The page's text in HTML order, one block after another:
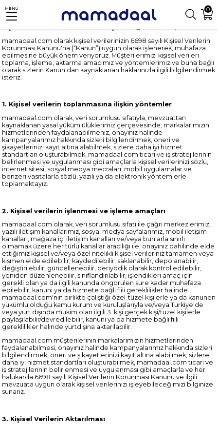
0
MENU
mamadaal.com olarak kişisel verilerinizin 6698 sayılı Kişisel Verilerin
Korunması Kanunu'na (“Kanun”) uygun olarak işlenerek, muhafaza
edilmesine büyük önem veriyoruz. Müşterilerimizi kişisel verileri
toplama, işleme, aktarma amacımız ve yöntemlerimiz ve buna bağlı
olarak sizlerin Kanun'dan kaynaklanan haklarınızla ilgili bilgilendirmek
isteriz.
1. Kişisel verilerin toplanmasına ilişkin yöntemler
mamadaal.com olarak, veri sorumlusu sıfatıyla, mevzuattan
kaynaklanan yasal yükümlülüklerimiz çerçevesinde; markalarımızın
hizmetlerinden faydalanabilmeniz, onayınız halinde
kampanyalarımız hakkında sizleri bilgilendirmek, öneri ve
şikayetlerinizi kayıt altına alabilmek, sizlere daha iyi hizmet
standartları oluşturabilmek, mamadaal.com ticari ve iş stratejilerinin
belirlenmesi ve uygulanması gibi amaçlarla kişisel verilerinizi sözlü,
internet sitesi, sosyal medya mecraları, mobil uygulamalar ve
benzeri vasıtalarla sözlü, yazılı ya da elektronik yöntemlerle
toplamaktayız.
2. Kişisel verilerin işlenmesi ve işleme amaçları
mamadaal.com olarak, veri sorumlusu sıfatı ile çağrı merkezlerimiz,
yazılı iletişim kanallarımız, sosyal medya sayfalarımız, mobil iletişim
kanalları, mağaza içi iletişim kanalları ve/veya bunlarla sınırlı
olmamak üzere her türlü kanallar aracılığı ile; onayınız dahilinde elde
ettiğimiz kişisel ve/veya özel nitelikli kişisel verileriniz tamamen veya
kısmen elde edilebilir, kaydedilebilir, saklanabilir, depolanabilir,
değiştirilebilir, güncellenebilir, periyodik olarak kontrol edilebilir,
yeniden düzenlenebilir, sınıflandırılabilir, işlendikleri amaç için
gerekli olan ya da ilgili kanunda öngörülen süre kadar muhafaza
edilebilir, kanuni ya da hizmete bağlı fiili gereklilikler halinde
mamadaal.com'nın birlikte çalıştığı özel-tüzel kişilerle ya da kanunen
yükümlü olduğu kamu kurum ve kuruluşlarıyla ve/veya Türkiye'de
veya yurt dışında mukim olan ilgili 3. kişi gerçek kişi/tüzel kişilerle
paylaşılabilir/devredilebilir, kanuni ya da hizmete bağlı fiili
gereklilikler halinde yurtdışına aktarılabilir.
mamadaal.com müşterilerinin markalarımızın hizmetlerinden
faydalanabilmesi, onayınız halinde kampanyalarımız hakkında sizleri
bilgilendirmek, öneri ve şikayetlerinizi kayıt altına alabilmek, sizlere
daha iyi hizmet standartları oluşturabilmek, mamadaal.com ticari ve
iş stratejilerinin belirlenmesi ve uygulanması gibi amaçlarla ve her
halükarda 6698 sayılı Kişisel Verilerin Korunması Kanunu ve ilgili
mevzuata uygun olarak kişisel verilerinizi işleyebileceğimizi bilginize
sunarız.
3. Kişisel Verilerin Aktarılması